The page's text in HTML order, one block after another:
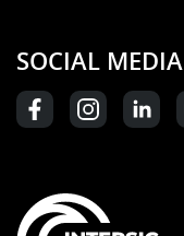
SOCIAL MEDIA